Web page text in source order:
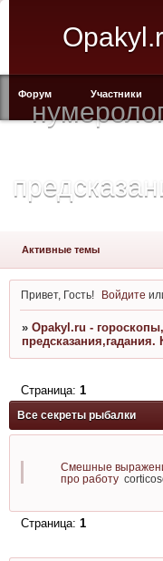
Форум Участники
Активные темы
Привет, Гость! Войдите
» Opakyl.ru -
предсказания,гадания.
Все секреты рыбалки
Страница: 1
Смешные
про работу
Страница: 1